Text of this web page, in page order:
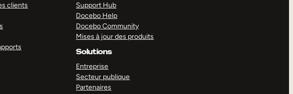
clients
Support Hub
Docebo Help
Docebo Community
Mises à jour des produits
Solutions
Entreprise
Secteur publique
Partenaires